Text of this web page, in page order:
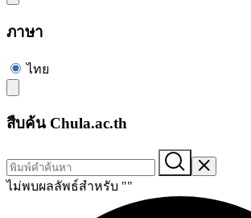
ภาษา
ไทย
สืบค้น Chula.ac.th
ไม่พบผลลัพธ์สำหรับ ""